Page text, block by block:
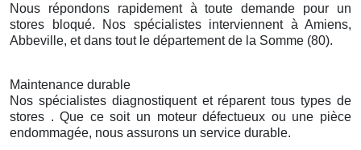
Nous répondons rapidement à toute demande pour un
stores bloqué. Nos spécialistes interviennent à Amiens,
Abbeville, et dans tout le département de la Somme (80).
Maintenance durable
Nos spécialistes diagnostiquent et réparent tous types de
stores . Que ce soit un moteur défectueux ou une pièce
endommagée, nous assurons un service durable.